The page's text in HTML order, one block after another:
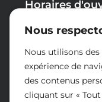
Nous
Nous utilisons
expérience de
des contenus
cliquant sur «
Horaires
Lundi,